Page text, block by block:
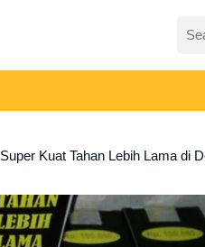
for:
Kuat Tahan Lebih Lama di